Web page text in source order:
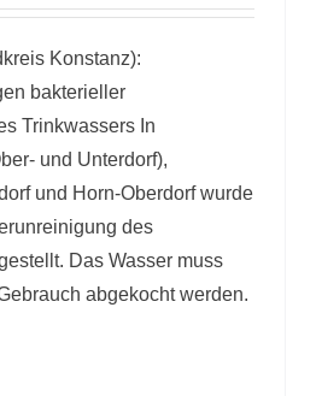
Konstanz):
bakterieller
Trinkwassers In
und Unterdorf),
und Horn-Oberdorf wurde
des
Das Wasser muss
abgekocht werden.